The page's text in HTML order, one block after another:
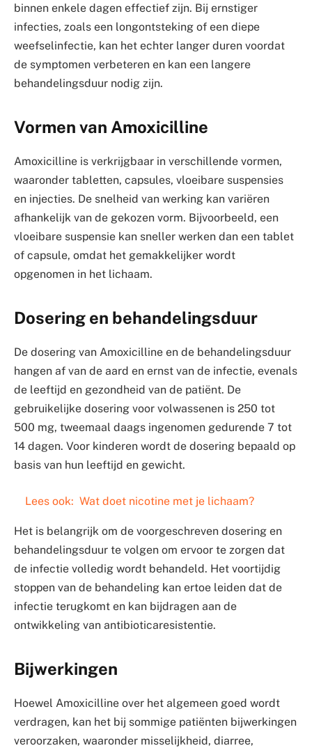
binnen enkele dagen effectief zijn. Bij ernstiger
infecties, zoals een longontsteking of een diepe
weefselinfectie, kan het echter langer duren voordat
de symptomen verbeteren en kan een langere
behandelingsduur nodig zijn.
Vormen van Amoxicilline
Amoxicilline is verkrijgbaar in verschillende vormen,
waaronder tabletten, capsules, vloeibare suspensies
en injecties. De snelheid van werking kan variëren
afhankelijk van de gekozen vorm. Bijvoorbeeld, een
vloeibare suspensie kan sneller werken dan een tablet
of capsule, omdat het gemakkelijker wordt
opgenomen in het lichaam.
Dosering en behandelingsduur
De dosering van Amoxicilline en de behandelingsduur
hangen af van de aard en ernst van de infectie, evenals
de leeftijd en gezondheid van de patiënt. De
gebruikelijke dosering voor volwassenen is 250 tot
500 mg, tweemaal daags ingenomen gedurende 7 tot
14 dagen. Voor kinderen wordt de dosering bepaald op
basis van hun leeftijd en gewicht.
Lees ook: Wat doet nicotine met je lichaam?
Het is belangrijk om de voorgeschreven dosering en
behandelingsduur te volgen om ervoor te zorgen dat
de infectie volledig wordt behandeld. Het voortijdig
stoppen van de behandeling kan ertoe leiden dat de
infectie terugkomt en kan bijdragen aan de
ontwikkeling van antibioticaresistentie.
Bijwerkingen
Hoewel Amoxicilline over het algemeen goed wordt
verdragen, kan het bij sommige patiënten bijwerkingen
veroorzaken, waaronder misselijkheid, diarree,